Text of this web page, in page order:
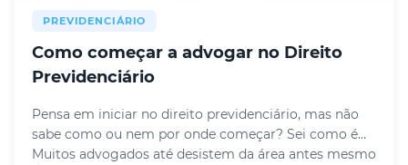
PREVIDENCIÁRIO
Como começar a advogar no Direito
Previdenciário
Pensa em iniciar no direito previdenciário, mas não
sabe como ou nem por onde começar? Sei como é…
Muitos advogados até desistem da área antes mesmo